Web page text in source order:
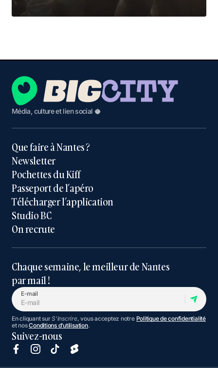
Média, culture et lien social 🥥
Que faire à Nantes ?
Newsletter
Pochettes du Kiff
Passeport de l’apéro
Télécharger l’application
Studio BC
On recrute
Chaque semaine, le meilleur de Nantes
par mail !
E-mail
En cliquant surS'inscrire, vous acceptez notre Politique de confidentialité
et nosConditions d’utilisation.
Suivez-nous